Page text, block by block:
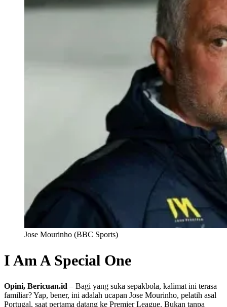
Jose Mourinho (BBC Sports)
I Am A Special One
Opini, Bericuan.id – Bagi yang suka sepakbola, kalimat ini terasa
familiar? Yap, bener, ini adalah ucapan Jose Mourinho, pelatih asal
Portugal, saat pertama datang ke Premier League. Bukan tanpa